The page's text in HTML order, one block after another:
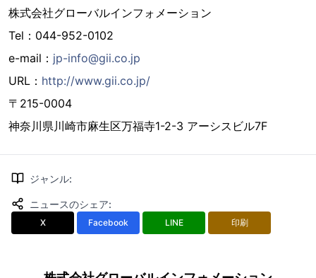
株式会社グローバルインフォメーション
Tel：044-952-0102
e-mail： jp-info@gii.co.jp
URL： http://www.gii.co.jp/
〒215-0004
神奈川県川崎市麻生区万福寺1-2-3 アーシスビル7F
ジャンル:
ニュースのシェア:
X Facebook LINE 印刷